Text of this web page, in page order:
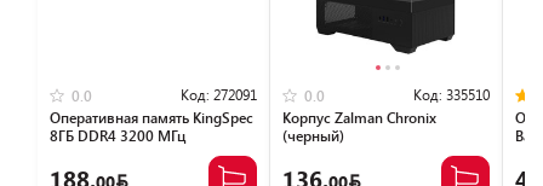
0.0 Код: 272091
Оперативная память KingSpec
8ГБ DDR4 3200 МГц
188.00
0.0 Код: 335510
Корпус Zalman Chronix
(черный)
136.00